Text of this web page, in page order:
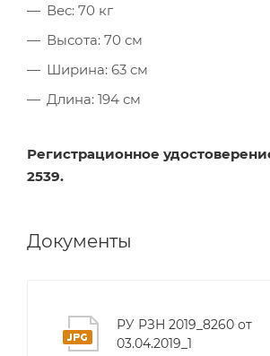
Вес: 70 кг
Высота: 70 см
Ширина: 63 см
Длина: 194 см
Регистрационное
2539.
Документы
РУ РЗН 2019_8260 от
03.04.2019_1